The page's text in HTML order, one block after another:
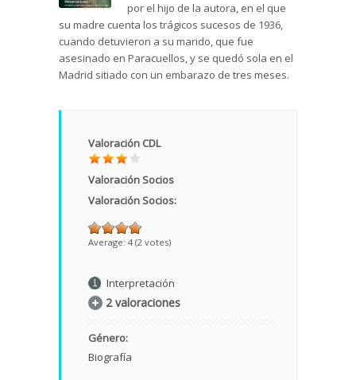
por el hijo de la autora, en el que
su madre cuenta los trágicos sucesos de 1936,
cuando detuvieron a su marido, que fue
asesinado en Paracuellos, y se quedó sola en el
Madrid sitiado con un embarazo de tres meses.
Valoración CDL
Valoración Socios
Valoración Socios:
Average: 4 (2 votes)
Interpretación
2 valoraciones
Género:
Biografía